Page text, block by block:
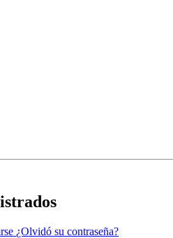
¿Olvidó su contraseña?